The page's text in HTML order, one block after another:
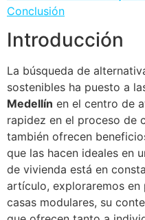
Conclusión
Introducción
La búsqueda de
sostenibles ha puesto a
Medellín en el centro de
rapidez en el proceso de
también ofrecen
que las hacen ideales en
de vivienda está en
artículo, exploraremos
casas modulares, su